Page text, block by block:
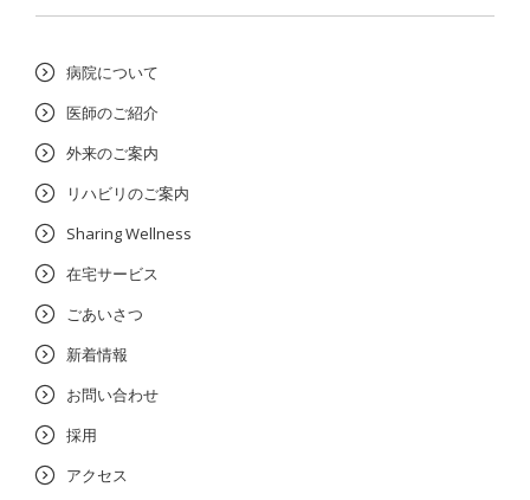
病院について
医師のご紹介
外来のご案内
リハビリのご案内
Sharing Wellness
在宅サービス
ごあいさつ
新着情報
お問い合わせ
採用
アクセス